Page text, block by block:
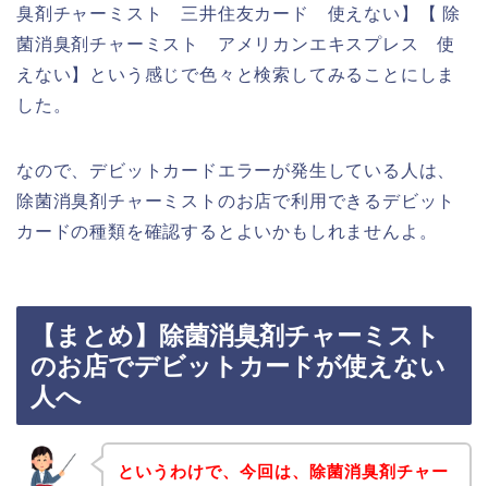
臭剤チャーミスト 三井住友カード 使えない】【 除
菌消臭剤チャーミスト アメリカンエキスプレス 使
えない】という感じで色々と検索してみることにしま
した。
なので、デビットカードエラーが発生している人は、
除菌消臭剤チャーミストのお店で利用できるデビット
カードの種類を確認するとよいかもしれませんよ。
【まとめ】除菌消臭剤チャーミスト
のお店でデビットカードが使えない
人へ
というわけで、今回は、除菌消臭剤チャー